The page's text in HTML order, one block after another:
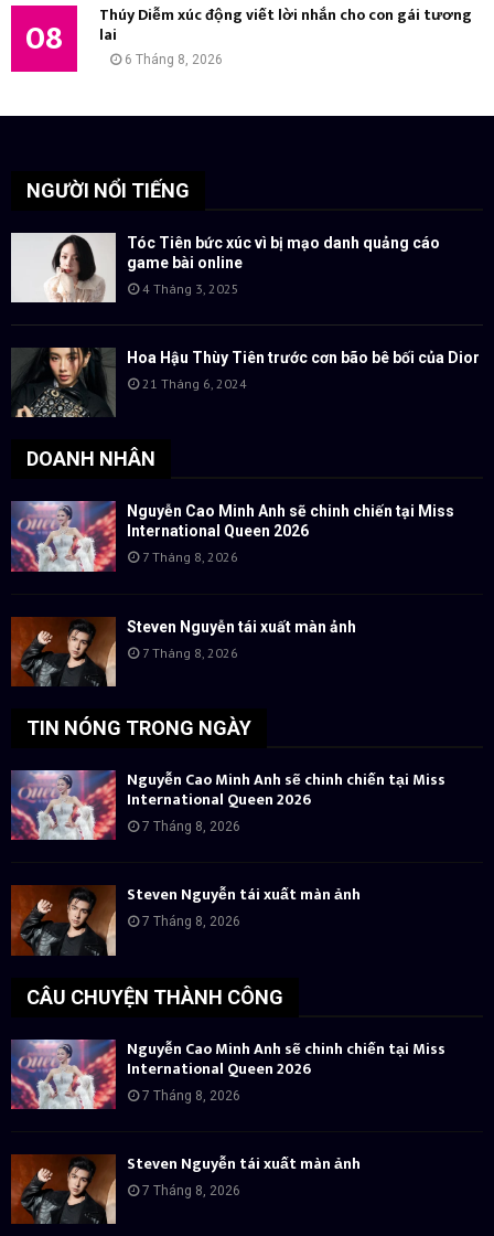
08 Thúy Diễm xúc động viết lời nhắn cho con gái tương
lai
6 Tháng 8, 2026
NGƯỜI NỔI TIẾNG
Tóc Tiên bức xúc vì bị mạo danh quảng cáo
game bài online
4 Tháng 3, 2025
Hoa Hậu Thùy Tiên trước cơn bão bê bối của Dior
21 Tháng 6, 2024
DOANH NHÂN
Nguyễn Cao Minh Anh sẽ chinh chiến tại Miss
International Queen 2026
7 Tháng 8, 2026
Steven Nguyễn tái xuất màn ảnh
7 Tháng 8, 2026
TIN NÓNG TRONG NGÀY
Nguyễn Cao Minh Anh sẽ chinh chiến tại Miss
International Queen 2026
7 Tháng 8, 2026
Steven Nguyễn tái xuất màn ảnh
7 Tháng 8, 2026
CÂU CHUYỆN THÀNH CÔNG
Nguyễn Cao Minh Anh sẽ chinh chiến tại Miss
International Queen 2026
7 Tháng 8, 2026
Steven Nguyễn tái xuất màn ảnh
7 Tháng 8, 2026